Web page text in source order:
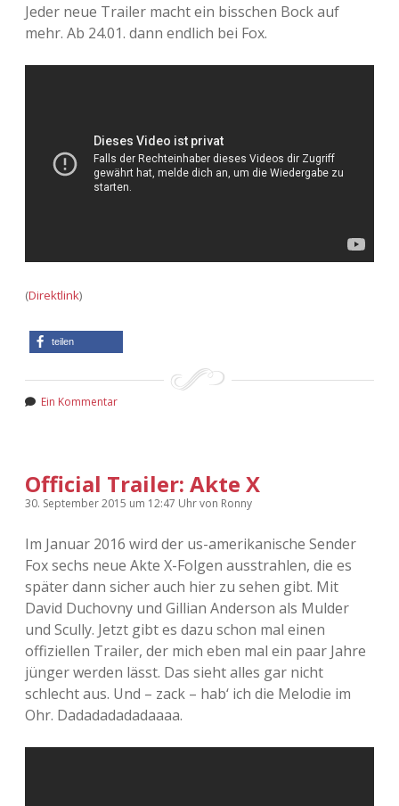
Jeder neue Trailer macht ein bisschen Bock auf
mehr. Ab 24.01. dann endlich bei Fox.
(Direktlink)
teilen
Ein Kommentar
Official Trailer: Akte X
30. September 2015 um 12:47 Uhrvon Ronny
Im Januar 2016 wird der us-amerikanische Sender
Fox sechs neue Akte X-Folgen ausstrahlen, die es
später dann sicher auch hier zu sehen gibt. Mit
David Duchovny und Gillian Anderson als Mulder
und Scully. Jetzt gibt es dazu schon mal einen
offiziellen Trailer, der mich eben mal ein paar Jahre
jünger werden lässt. Das sieht alles gar nicht
schlecht aus. Und – zack – hab‘ ich die Melodie im
Ohr. Dadadadadadaaaa.